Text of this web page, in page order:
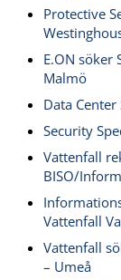
Protective
E.ON söker
Malmö
Data
Security
Vattenfall
BISO/
Vattenfall
Vattenfall
– Umeå